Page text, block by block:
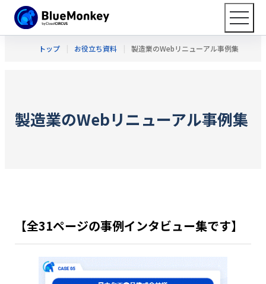
トップ お役立ち資料 製造業のWebリニューアル事例集
製造業のWebリニューアル事例集
【全31ページの事例インタビュー集です】